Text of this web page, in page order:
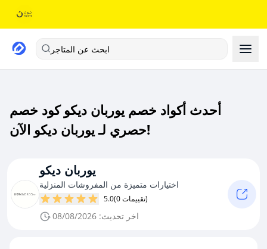
ابحث عن المتاجر
أحدث أكواد خصم يوربان ديكو كود خصم
حصري لـ يوربان ديكو الآن!
يوربان ديكو
اختيارات متميزة من المفروشات المنزلية
5.0 (0 تقييمات)
اخر تحديث: 08/08/2026